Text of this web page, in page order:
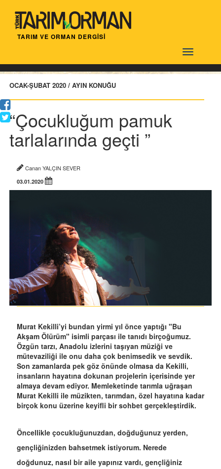
TARIM VE ORMAN DERGİSİ
Türktarım
OCAK-ŞUBAT 2020 / AYIN KONUĞU
“Çocukluğum pamuk
tarlalarında geçti ”
Canan YALÇIN SEVER
03.01.2020
Murat Kekilli’yi bundan yirmi yıl önce yaptığı "Bu
Akşam Ölürüm" isimli parçası ile tanıdı birçoğumuz.
Özgün tarzı, Anadolu izlerini taşıyan müziği ve
mütevaziliği ile onu daha çok benimsedik ve sevdik.
Son zamanlarda pek göz önünde olmasa da Kekilli,
insanların hayatına dokunan projelerin içerisinde yer
almaya devam ediyor. Memleketinde tarımla uğraşan
Murat Kekilli ile müzikten, tarımdan, özel hayatına kadar
birçok konu üzerine keyifli bir sohbet gerçekleştirdik.
Öncellikle çocukluğunuzdan, doğduğunuz yerden,
gençliğinizden bahsetmek istiyorum. Nerede
doğdunuz, nasıl bir aile yapınız vardı, gençliğiniz